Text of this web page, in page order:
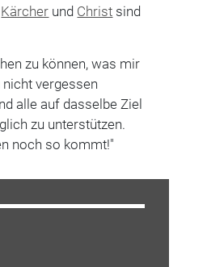
Kärcher und Christ sind
zu können, was mir
vergessen
alle auf dasselbe Ziel
zu unterstützen.
noch so kommt!"